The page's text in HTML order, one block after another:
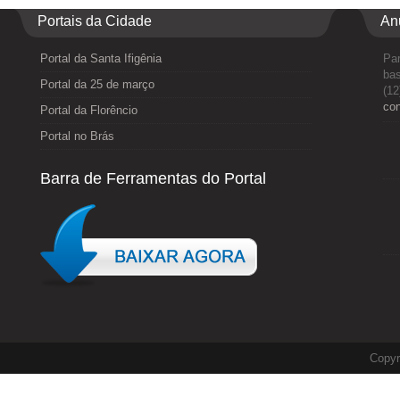
Portais da Cidade
Portal da Santa Ifigênia
Portal da 25 de março
Portal da Florêncio
Portal no Brás
Barra de Ferramentas do Portal